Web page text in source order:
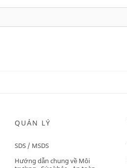
QUẢN LÝ
SDS / MSDS
Hướng dẫn chung về Môi